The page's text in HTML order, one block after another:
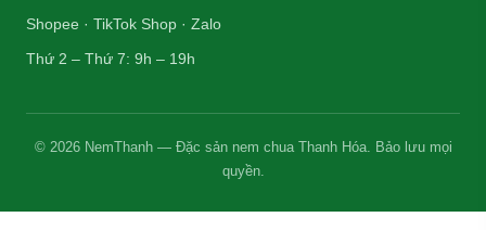
Shopee · TikTok Shop · Zalo
Thứ 2 – Thứ 7: 9h – 19h
© 2026 NemThanh — Đặc sản nem chua Thanh Hóa. Bảo lưu mọi
quyền.